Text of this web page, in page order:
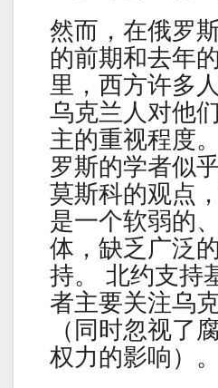
然而，在俄罗
的前期和去年
里，西方许多
乌克兰人对他
主的重视程度
罗斯的学者似
莫斯科的观点
是一个软弱的
体，缺乏广泛
持。 北约支持
者主要关注乌
（同时忽视了
权力的影响）。